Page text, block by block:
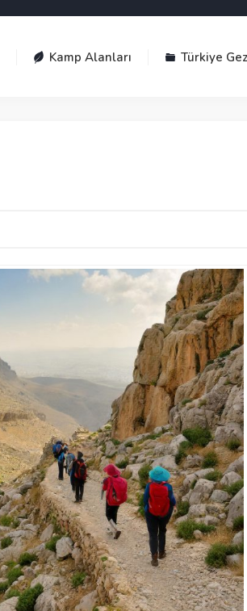
Kamp Alanları Türkiye